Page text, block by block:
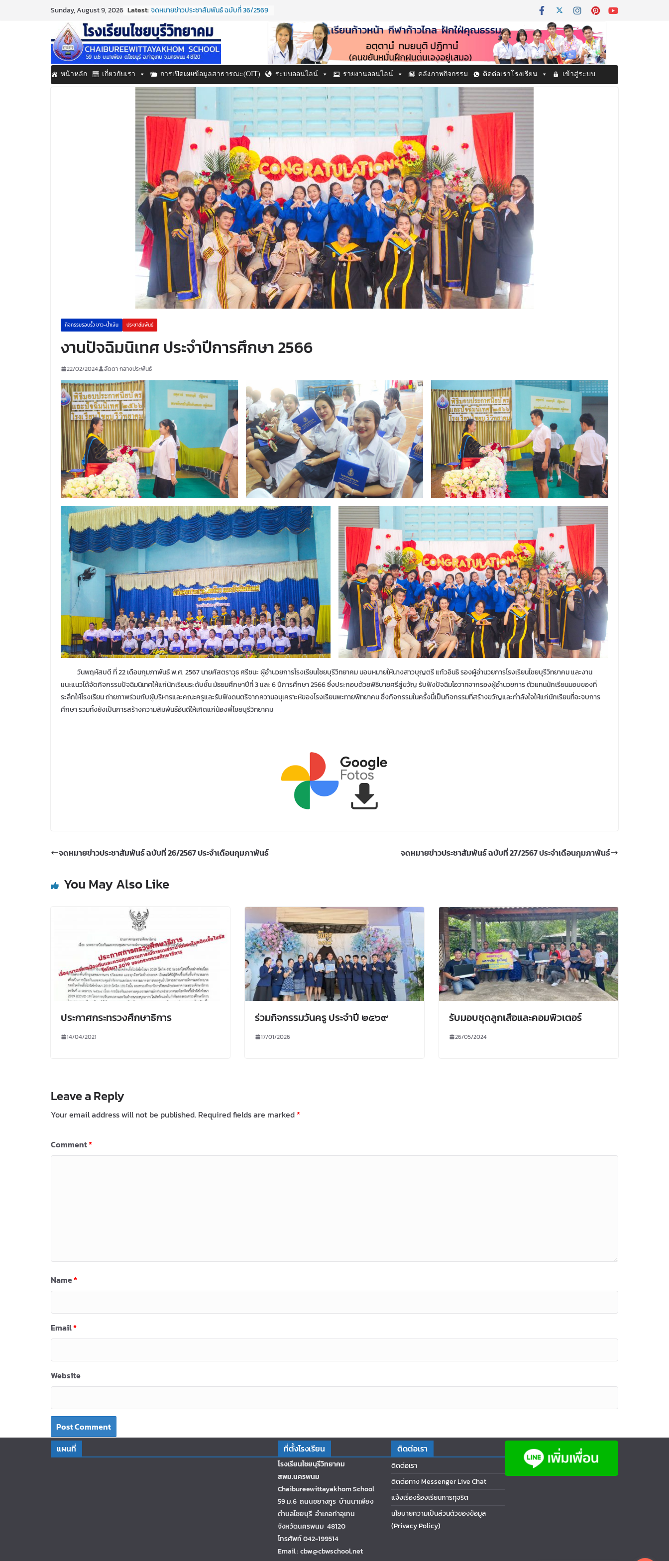
Sunday, August 9, 2026 Latest:จดหมายข่าวประชาสัมพันธ์ ฉบับที่ 36/2569
ประจำเดือนมิถุนายน 2569
กิจกรรมต่อต้านยาเสพติด ปี ๒๕๖๙
กิจกรรมวันสุนทรภู่ ประจำปี ๒๕๖๙
จดหมายข่าวประชาสัมพันธ์ ฉบับที่ 38/2569
ประจำเดือนมิถุนายน 2569
จดหมายข่าวประชาสัมพันธ์ ฉบับที่ 37/2569
ประจำเดือนมิถุนายน 2569
หน้าหลัก เกี่ยวกับเรา การเปิดเผยข้อมูลสาธารณะ(OIT) ระบบออนไลน์ รายงานออนไลน์ คลังภาพกิจกรรม ติดต่อเราโรงเรียน เข้าสู่ระบบ
กิจกรรมรอบรั้ว ขาว-น้ำเงิน ประชาสัมพันธ์
งานปัจฉิมนิเทศ ประจำปีการศึกษา 2566
22/02/2024 ลัดดา กลางประพันธ์
วันพฤหัสบดี ที่ 22 เดือนกุมภาพันธ์ พ.ศ. 2567 นายศัสตราวุธ ศรีชนะ ผู้อำนวยการโรงเรียนไชยบุรีวิทยาคม มอบหมายให้นางสาวบุญตรี แก้วอินธิ รองผู้อำนวยการโรงเรียนไชยบุรีวิทยาคม และงาน
แนะแนวได้จัดกิจกรรมปัจฉิมนิเทศให้แก่นักเรียนระดับชั้น มัธยมศึกษาปีที่ 3 และ 6ปีการศึกษา 2566ซึ่งประกอบด้วยพิธีบายศรีสู่ขวัญ รับฟังปัจฉิมโอวาทจากรองผู้อำนวยการ ตัวแทนนักเรียนมอบของที่
ระลึกให้โรงเรียน ถ่ายภาพร่วมกับผู้บริหารและคณะครูและรับฟังดนตรีจากความอนุเคราะห์ของโรงเรียนพะทายพิทยาคม ซึ่งกิจกรรมในครั้งนี้เป็นกิจกรรมที่สร้างขวัญและกำลังใจให้แก่นักเรียนที่จะจบการ
ศึกษา รวมทั้งยังเป็นการสร้างความสัมพันธ์อันดีให้เกิดแก่น้องพี่ไชยบุรีวิทยาคม
จดหมายข่าวประชาสัมพันธ์ ฉบับที่ 26/2567 ประจำเดือนกุมภาพันธ์ จดหมายข่าวประชาสัมพันธ์ ฉบับที่ 27/2567 ประจำเดือนกุมภาพันธ์
You May Also Like
ประกาศกระทรวงศึกษาธิการ
14/04/2021
ร่วมกิจกรรมวันครู ประจำปี ๒๕๖๙
17/01/2026
รับมอบชุดลูกเสือและคอมพิวเตอร์
26/05/2024
Leave a Reply
Your email address will not be published. Required fields are marked *
Comment*
Name*
Email*
Website
แผนที่ ที่ตั้งโรงเรียน
โรงเรียนไชยบุรีวิทยาคม
สพม.นครพนม
Chaibureewittayakhom School
59 ม.6 ถนนชยางกูร บ้านนาเพียง
ตำบลไชยบุรี อำเภอท่าอุเทน
จังหวัดนครพนม 48120
โทรศัพท์ 042-199514
Email : cbw@cbwschool.net
ติดต่อเรา
ติดต่อเรา
ติดต่อทาง Messenger Live Chat
แจ้งเรื่องร้องเรียนการทุจริต
นโยบายความเป็นส่วนตัวของข้อมูล
(Privacy Policy)